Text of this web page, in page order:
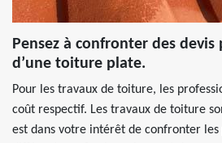
Pensez à confronter des
d’une toiture plate.
Pour les travaux de toiture, les
coût respectif. Les travaux de toiture
est dans votre intérêt de confronter les